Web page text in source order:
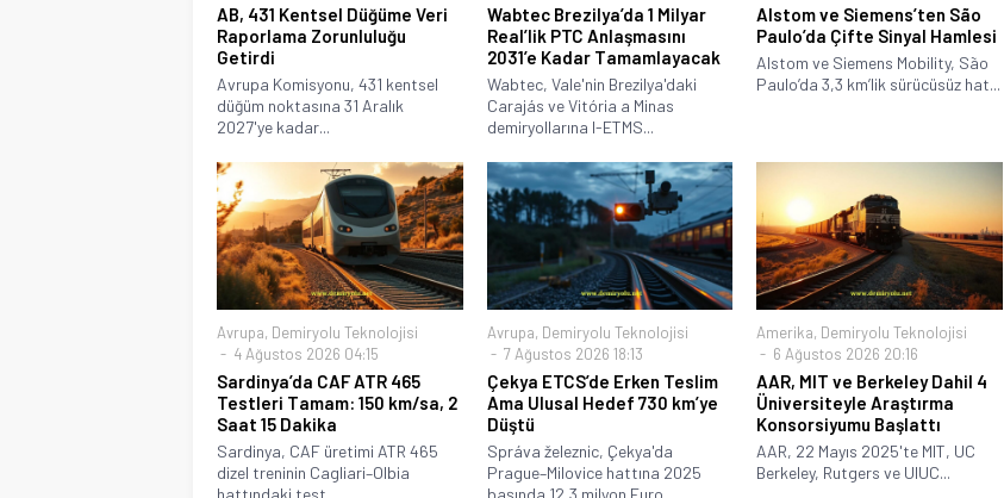
AB, 431 Kentsel Düğüme Veri
Raporlama Zorunluluğu
Getirdi
Avrupa Komisyonu, 431 kentsel
düğüm noktasına 31 Aralık
2027'ye kadar...
Wabtec Brezilya’da 1 Milyar
Real’lik PTC Anlaşmasını
2031’e Kadar Tamamlayacak
Wabtec, Vale'nin Brezilya'daki
Carajás ve Vitória a Minas
demiryollarına I-ETMS...
Alstom ve Siemens’ten São
Paulo’da Çifte Sinyal Hamlesi
Alstom ve Siemens Mobility, São
Paulo’da 3,3 km’lik sürücüsüz hat...
Avrupa, Demiryolu Teknolojisi
4 Ağustos 2026 04:15
Sardinya’da CAF ATR 465
Testleri Tamam: 150 km/sa, 2
Saat 15 Dakika
Sardinya, CAF üretimi ATR 465
dizel treninin Cagliari–Olbia
hattındaki test...
Avrupa, Demiryolu Teknolojisi
7 Ağustos 2026 18:13
Çekya ETCS’de Erken Teslim
Ama Ulusal Hedef 730 km’ye
Düştü
Správa železnic, Çekya'da
Prague–Milovice hattına 2025
başında 12,3 milyon Euro...
Amerika, Demiryolu Teknolojisi
6 Ağustos 2026 20:16
AAR, MIT ve Berkeley Dahil 4
Üniversiteyle Araştırma
Konsorsiyumu Başlattı
AAR, 22 Mayıs 2025'te MIT, UC
Berkeley, Rutgers ve UIUC...